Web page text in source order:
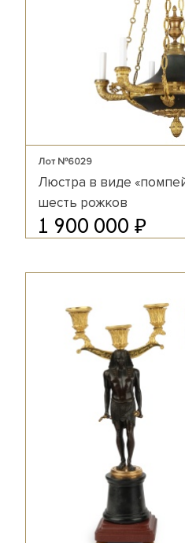
Лот №6029
Люстра в виде
шесть рожков
1 900 000 ₽